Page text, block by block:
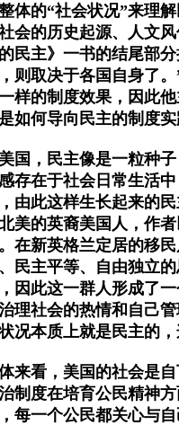
体的“社会状况”来理
会的历史起源、人文
民主》一书的结尾部
则取决于各国自身了 。
样的制度效果，因此
如何导向民主的制度
国，民主像是一粒种
存在于社会日常生活
由此这样生长起来的
美的英裔美国人，作
在新英格兰定居的移
民主平等、自由独立
因此这一群人形成了
理社会的热情和自己
况本质上就是民主的
来看，美国的社会是
制度在培育公民精神
每一个公民都关心与